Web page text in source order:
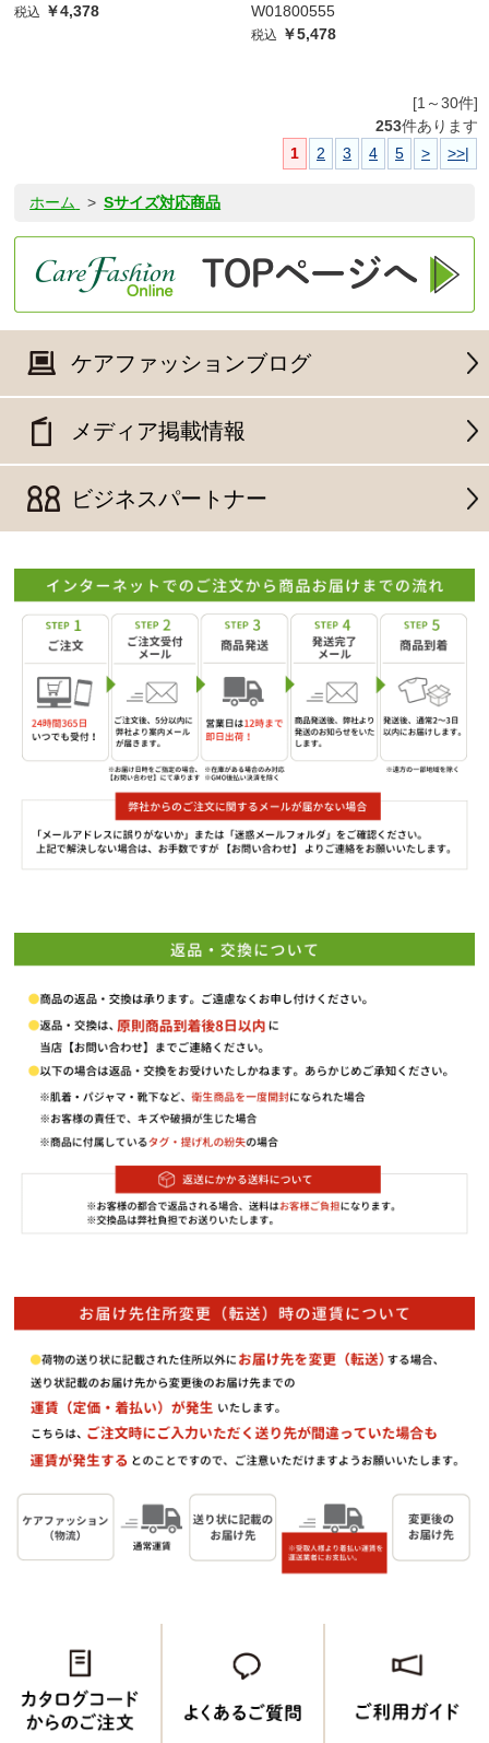
税込 ￥4,378
W01800555
税込 ￥5,478
[1～30件]
253件あります
1
2 3 4 5 > >>|
ホーム > Sサイズ対応商品
ケアファッションブログ
メディア掲載情報
ビジネスパートナー